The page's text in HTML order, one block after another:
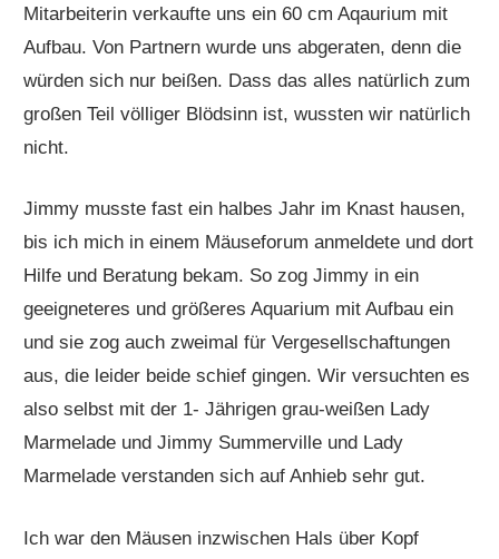
Mitarbeiterin verkaufte uns ein 60 cm Aqaurium mit
Aufbau. Von Partnern wurde uns abgeraten, denn die
würden sich nur beißen. Dass das alles natürlich zum
großen Teil völliger Blödsinn ist, wussten wir natürlich
nicht.
Jimmy musste fast ein halbes Jahr im Knast hausen,
bis ich mich in einem Mäuseforum anmeldete und dort
Hilfe und Beratung bekam. So zog Jimmy in ein
geeigneteres und größeres Aquarium mit Aufbau ein
und sie zog auch zweimal für Vergesellschaftungen
aus, die leider beide schief gingen. Wir versuchten es
also selbst mit der 1- Jährigen grau-weißen Lady
Marmelade und Jimmy Summerville und Lady
Marmelade verstanden sich auf Anhieb sehr gut.
Ich war den Mäusen inzwischen Hals über Kopf